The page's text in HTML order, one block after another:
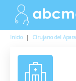
Inicio | Cirujano del